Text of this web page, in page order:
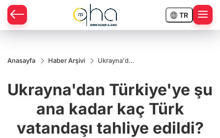
TR
Anasayfa Haber Arşivi
Ukrayna'dan
kadar kaç
Türk
tahliye
edildi?
Ukrayna'dan Türkiye'ye şu
ana kadar kaç Türk
vatandaşı tahliye edildi?